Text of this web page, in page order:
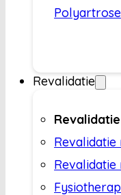
Polyartrose
Revalidatie
Revalidatie